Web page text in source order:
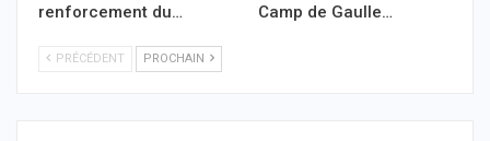
renforcement du…
Camp de Gaulle…
PRÉCÉDENT PROCHAIN